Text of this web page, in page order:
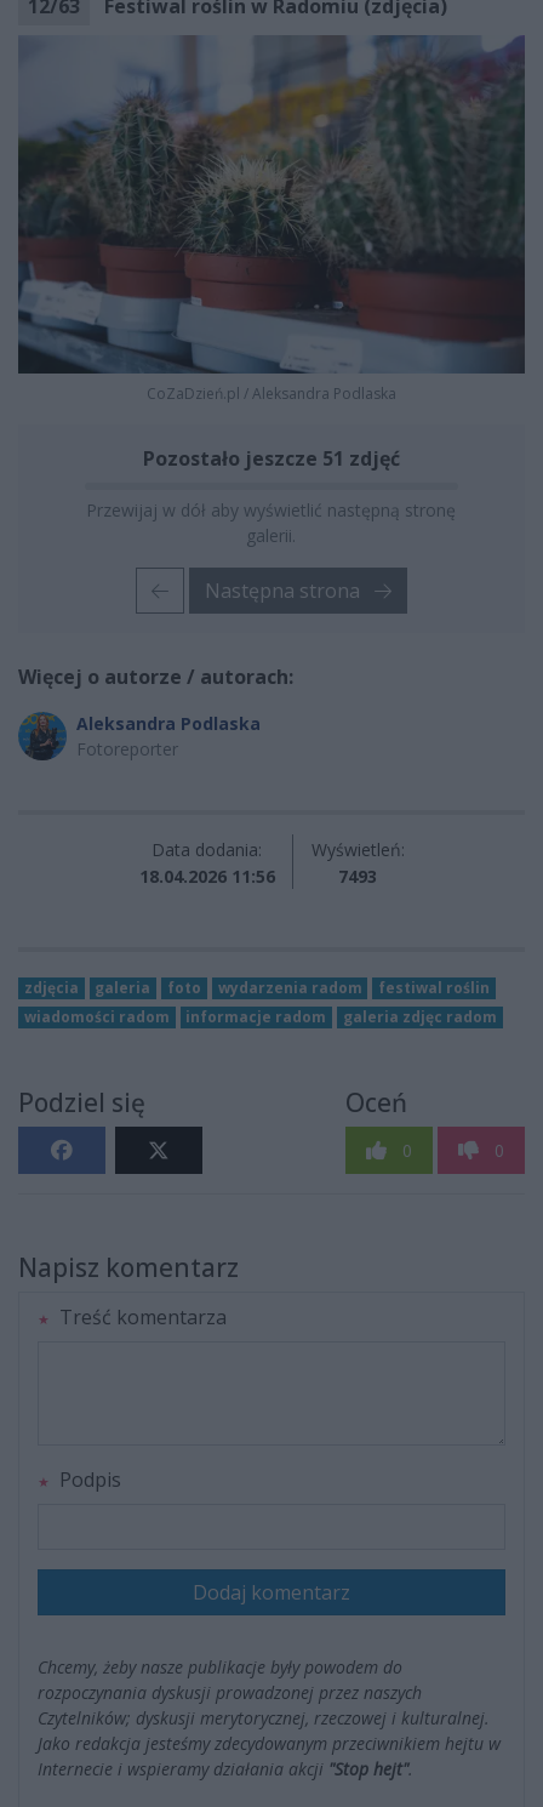
12/63 Festiwal roślin w Radomiu (zdjęcia)
CoZaDzień.pl /Aleksandra Podlaska
Pozostało jeszcze 51 zdjęć
Przewijaj w dół aby wyświetlić następną stronę
galerii.
Następna strona
Więcej o autorze / autorach:
Aleksandra Podlaska
Fotoreporter
Data dodania:
18.04.2026 11:56
Wyświetleń:
7493
zdjęcia galeria foto wydarzenia radom
festiwal roślin
wiadomości radom
informacje radom galeria zdjęc radom
Podziel się Oceń
0 0
Napisz komentarz
Treść komentarza
Podpis
Dodaj komentarz
Chcemy, żeby nasze publikacje były powodem do
rozpoczynania dyskusji prowadzonej przez naszych
Czytelników; dyskusji merytorycznej, rzeczowej i kulturalnej.
Jako redakcja jesteśmy zdecydowanym przeciwnikiem hejtu w
Internecie i wspieramy działania akcji "Stop hejt".